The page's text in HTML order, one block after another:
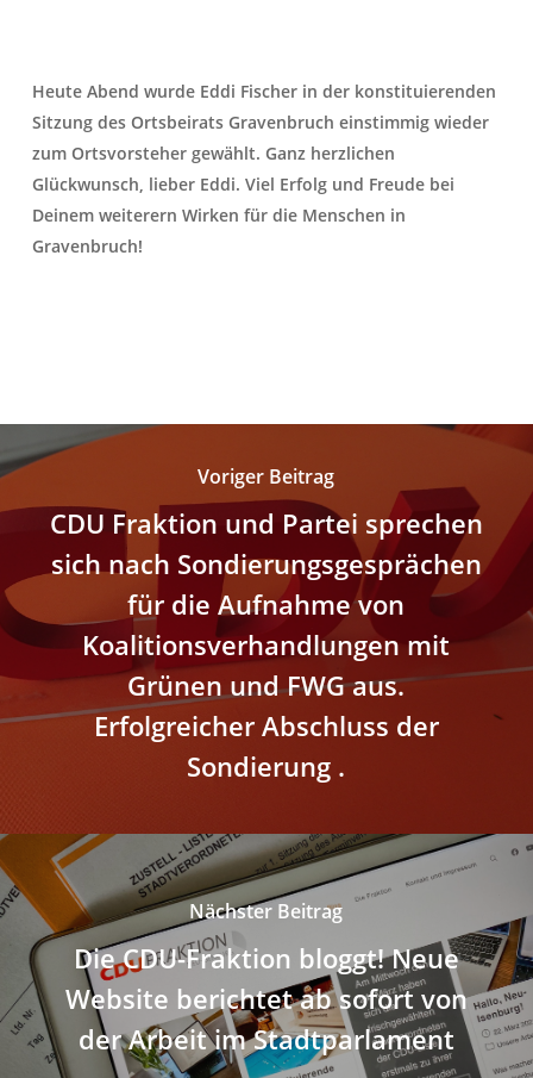
Heute Abend wurde Eddi Fischer in der konstituierenden
Sitzung des Ortsbeirats Gravenbruch einstimmig wieder
zum Ortsvorsteher gewählt. Ganz herzlichen
Glückwunsch, lieber Eddi. Viel Erfolg und Freude bei
Deinem weiterern Wirken für die Menschen in
Gravenbruch!
Voriger Beitrag
CDU Fraktion und Partei sprechen
sich nach Sondierungsgesprächen
für die Aufnahme von
Koalitionsverhandlungen mit
Grünen und FWG aus.
Erfolgreicher Abschluss der
Sondierung .
Nächster Beitrag
Die CDU-Fraktion bloggt! Neue
Website berichtet ab sofort von
der Arbeit im Stadtparlament